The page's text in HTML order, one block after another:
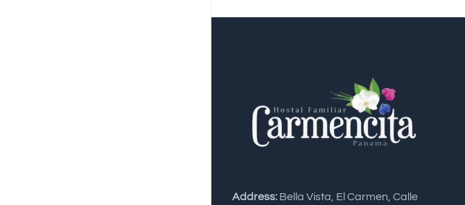
Address: Bella Vista, El Carmen, Calle